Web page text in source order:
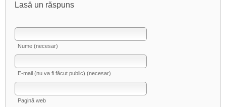
Lasă un răspuns
Nume (necesar)
E-mail (nu va fi făcut public) (necesar)
Pagină web